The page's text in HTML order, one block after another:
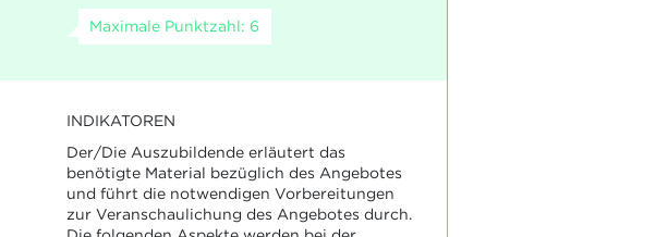
Maximale Punktzahl: 6
INDIKATOREN
Der/Die Auszubildende erläutert das
benötigte Material bezüglich des Angebotes
und führt die notwendigen Vorbereitungen
zur Veranschaulichung des Angebotes durch.